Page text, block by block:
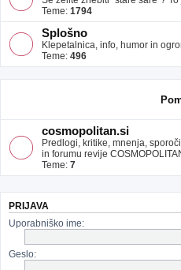
Teme: 1794
Splošno
Klepetalnica, info, humor in
Teme: 496
cosmopolitan.si
Predlogi, kritike, mnenja,
in forumu revije
Teme: 7
PRIJAVA
Uporabniško ime:
Geslo: